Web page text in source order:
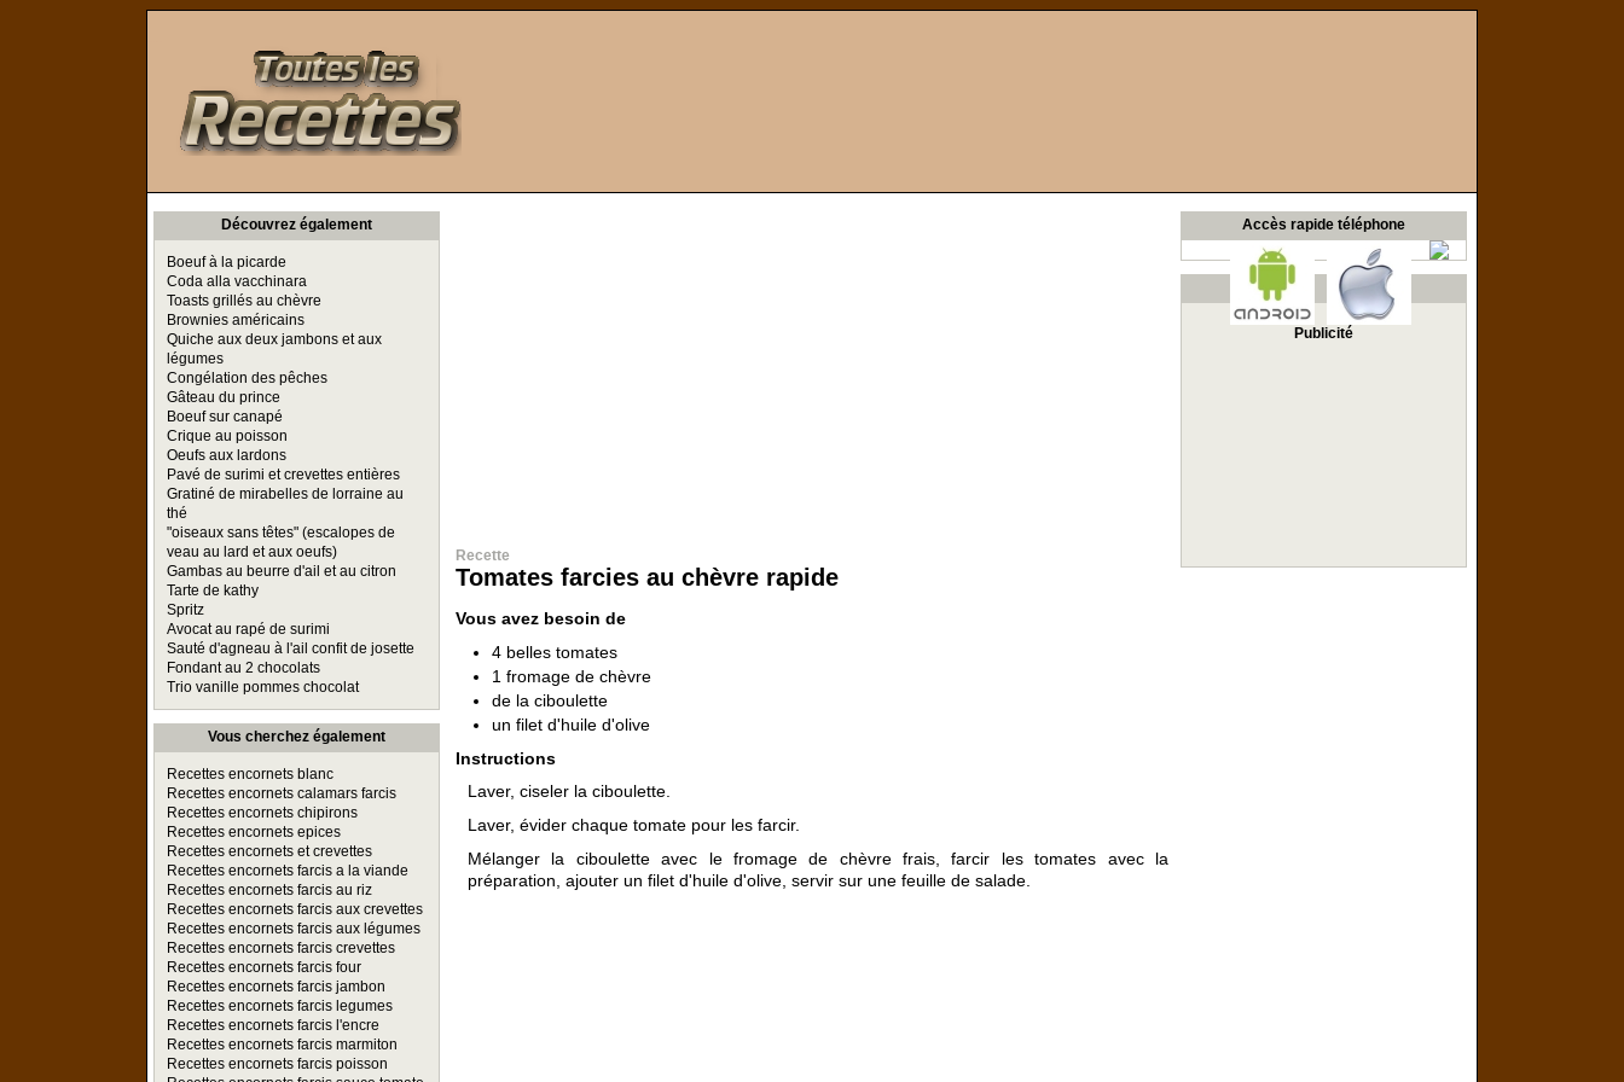
Découvrez également
Boeuf à la picarde
Coda alla vacchinara
Toasts grillés au chèvre
Brownies américains
Quiche aux deux jambons et aux
légumes
Congélation des pêches
Gâteau du prince
Boeuf sur canapé
Crique au poisson
Oeufs aux lardons
Pavé de surimi et crevettes entières
Gratiné de mirabelles de lorraine au
thé
"oiseaux sans têtes" (escalopes de
veau au lard et aux oeufs)
Gambas au beurre d'ail et au citron
Tarte de kathy
Spritz
Avocat au rapé de surimi
Sauté d'agneau à l'ail confit de josette
Fondant au 2 chocolats
Trio vanille pommes chocolat
Vous cherchez également
Recettes encornets blanc
Recettes encornets calamars farcis
Recettes encornets chipirons
Recettes encornets epices
Recettes encornets et crevettes
Recettes encornets farcis a la viande
Recettes encornets farcis au riz
Recettes encornets farcis aux crevettes
Recettes encornets farcis aux légumes
Recettes encornets farcis crevettes
Recettes encornets farcis four
Recettes encornets farcis jambon
Recettes encornets farcis legumes
Recettes encornets farcis l'encre
Recettes encornets farcis marmiton
Recettes encornets farcis poisson
Recette
Tomates farcies au chèvre rapide
Vous avez besoin de
4 belles tomates
1 fromage de chèvre
de la ciboulette
un filet d'huile d'olive
Instructions
Laver, ciseler la ciboulette.
Laver, évider chaque tomate pour les farcir.
Mélanger la ciboulette avec le fromage de chèvre frais, farcir les tomates avec la
préparation, ajouter un filet d'huile d'olive, servir sur une feuille de salade.
Accès rapide téléphone
Publicité